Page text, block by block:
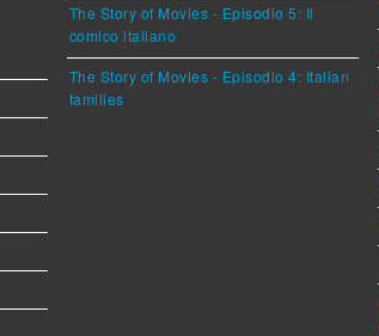
The Story of Movies - Episodio 5: Il
comico italiano
The Story of Movies - Episodio 4: Italian
families